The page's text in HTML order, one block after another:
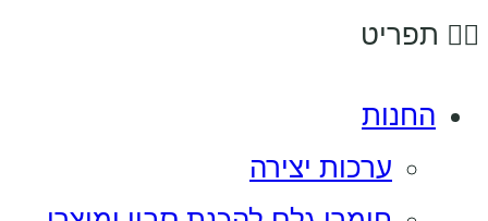
תפריט
החנות
ערכות יצירה